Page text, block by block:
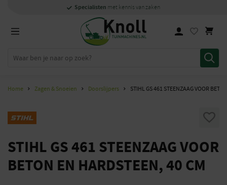
Specialisten met kennis van zaken
1000m2showroom in Staphorst
Persoonlijkensnelcontact
Specialisten met kennis van zaken
Home Zagen & Snoeien Doorslijpers STIHL GS 461 STEENZAAG VOOR
STIHL GS 461 STEENZAAG VOOR
BETON EN HARDSTEEN, 40 CM